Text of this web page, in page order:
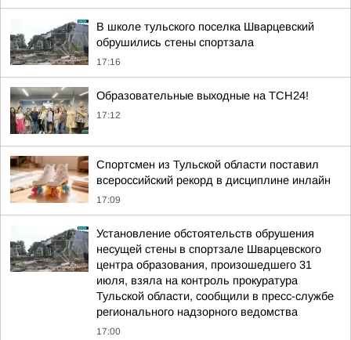
В школе тульского поселка Шварцевский
обрушились стены спортзала
17:16
Образовательные выходные на ТСН24!
17:12
Спортсмен из Тульской области поставил
всероссийский рекорд в дисциплине инлайн
17:09
Установление обстоятельств обрушения
несущей стены в спортзале Шварцевского
центра образования, произошедшего 31
июля, взяла на контроль прокуратура
Тульской области, сообщили в пресс-службе
регионального надзорного ведомства
17:00